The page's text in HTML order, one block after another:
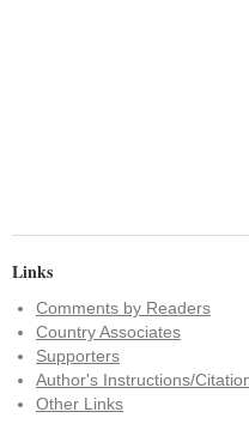
Links
Comments by Readers
Country Associates
Supporters
Author's Instructions/
Other Links